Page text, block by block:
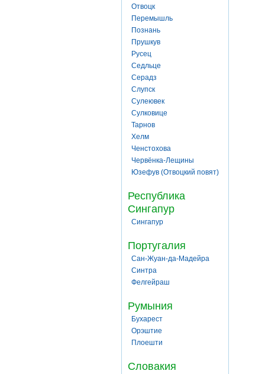
Отвоцк
Перемышль
Познань
Прушкув
Русец
Седльце
Серадз
Слупск
Сулеювек
Сулковице
Тарнов
Хелм
Ченстохова
Червёнка-Лещины
Юзефув (Отвоцкий повят)
Республика
Сингапур
Сингапур
Португалия
Сан-Жуан-да-Мадейра
Синтра
Фелгейраш
Румыния
Бухарест
Орэштие
Плоешти
Словакия